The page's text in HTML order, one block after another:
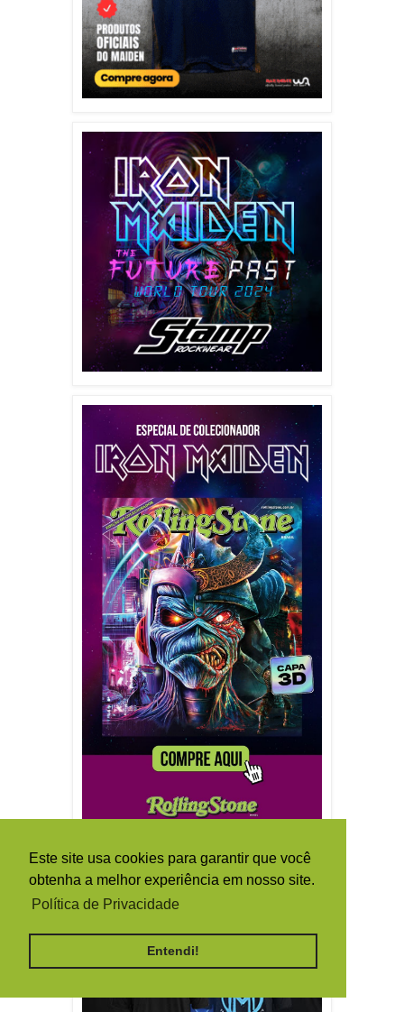
Este site usa cookies para garantir que você
obtenha a melhor experiência em nosso site.
Política de Privacidade
Entendi!